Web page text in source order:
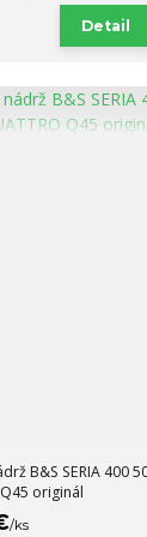
Detail
B&S SERIA 400
originál
/ks